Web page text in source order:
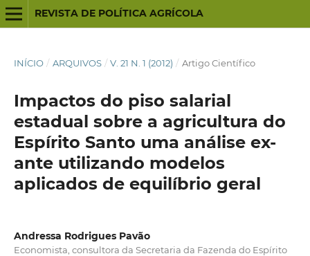
REVISTA DE POLÍTICA AGRÍCOLA
INÍCIO / ARQUIVOS / V. 21 N. 1 (2012) / Artigo Científico
Impactos do piso salarial
estadual sobre a agricultura do
Espírito Santo uma análise ex-
ante utilizando modelos
aplicados de equilíbrio geral
Andressa Rodrigues Pavão
Economista, consultora da Secretaria da Fazenda do Espírito